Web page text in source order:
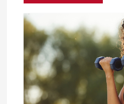
n
m
e
s